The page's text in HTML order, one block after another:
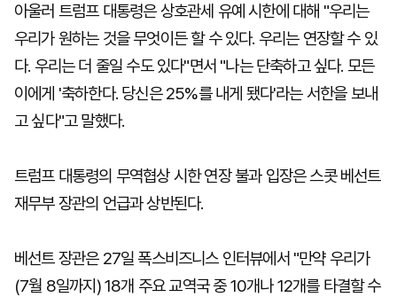
아울러 트럼프 대통령은 상호관세 유예 시한에 대해 "우리는
우리가 원하는 것을 무엇이든 할 수 있다. 우리는 연장할 수 있
다. 우리는 더 줄일 수도 있다"면서 "나는 단축하고 싶다. 모든
이에게 '축하한다. 당신은 25%를 내게 됐다'라는 서한을 보내
고 싶다"고 말했다.
트럼프 대통령의 무역협상 시한 연장 불과 입장은 스콧 베선트
재무부 장관의 언급과 상반된다.
베선트 장관은 27일 폭스비즈니스 인터뷰에서 "만약 우리가
(7월 8일까지) 18개 주요 교역국 중 10개나 12개를 타결할 수